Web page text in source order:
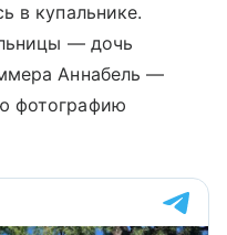
в купальнике.
— дочь
Аннабель —
фотографию